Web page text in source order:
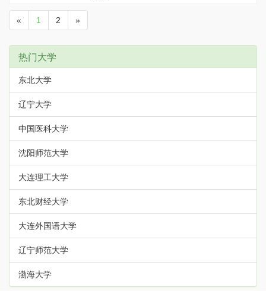
« 1 2 »
热门大学
东北大学
辽宁大学
中国医科大学
沈阳师范大学
大连理工大学
东北财经大学
大连外国语大学
辽宁师范大学
渤海大学